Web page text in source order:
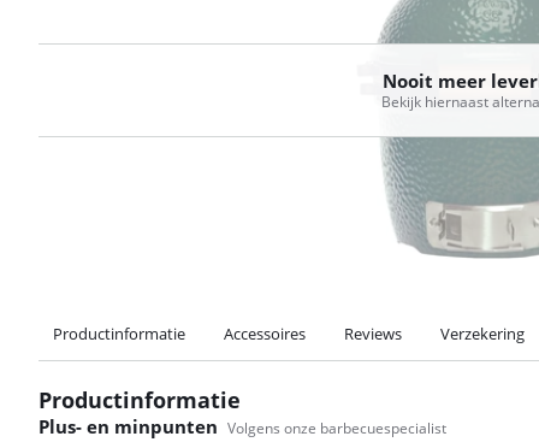
Nooit meer
Bekijk hiernaast
Productinformatie Accessoires Reviews Verzekering
Productinformatie
Plus- en minpunten Volgens onze barbecuespecialist